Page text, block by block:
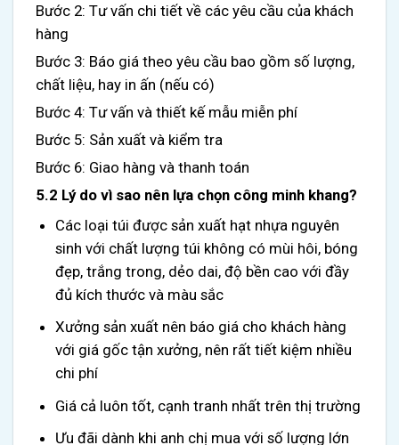
Bước 2: Tư vấn chi tiết về các yêu cầu của khách
hàng
Bước 3: Báo giá theo yêu cầu bao gồm số lượng,
chất liệu, hay in ấn (nếu có)
Bước 4: Tư vấn và thiết kế mẫu miễn phí
Bước 5: Sản xuất và kiểm tra
Bước 6: Giao hàng và thanh toán
5.2 Lý do vì sao nên lựa chọn công minh khang?
Các loại túi được sản xuất hạt nhựa nguyên
sinh với chất lượng túi không có mùi hôi, bóng
đẹp, trắng trong, dẻo dai, độ bền cao với đầy
đủ kích thước và màu sắc
Xưởng sản xuất nên báo giá cho khách hàng
với giá gốc tận xưởng, nên rất tiết kiệm nhiều
chi phí
Giá cả luôn tốt, cạnh tranh nhất trên thị trường
Ưu đãi dành khi anh chị mua với số lượng lớn